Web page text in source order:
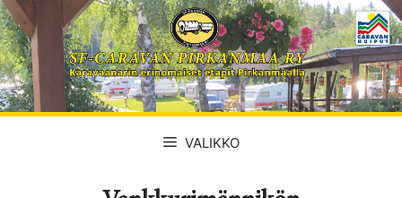
Siirry
sisältöön
VALIKKO